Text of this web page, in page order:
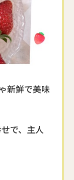
新鮮で美味
で、主人